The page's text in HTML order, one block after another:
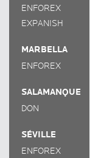
ENFOREX
EXPANISH
MARBELLA
ENFOREX
SALAMANQUE
DON
SÉVILLE
ENFOREX